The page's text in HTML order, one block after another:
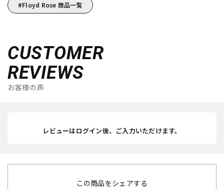
Floyd Rose 商品一覧
CUSTOMER
REVIEWS
お客様の声
レビューはログイン後、ご入力いただけます。
この商品をシェアする